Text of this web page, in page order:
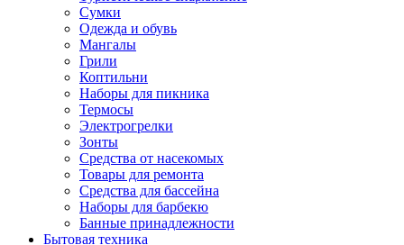
Сумки
Одежда и обувь
Мангалы
Грили
Коптильни
Наборы для пикника
Термосы
Электрогрелки
Зонты
Средства от насекомых
Товары для ремонта
Средства для бассейна
Наборы для барбекю
Банные принадлежности
Бытовая техника